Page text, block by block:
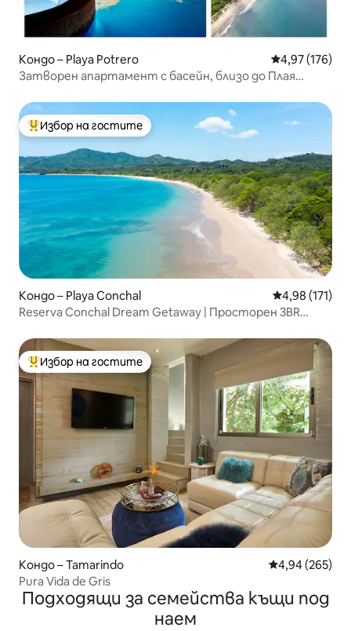
Кондо – Playa Potrero Средна
4,97 (176)
Затворен апартамент с басейн, близо до Плая
Най-популярен избор на гостите
Избор на гостите
Кондо – Playa Conchal Средна
4,98 (171)
Reserva Conchal Dream Getaway | Просторен 3BR
Най-популярен избор на гостите
Избор на гостите
Кондо – Tamarindo Средна
4,94 (265)
Pura Vida de Gris
Подходящи за семейства къщи под
наем